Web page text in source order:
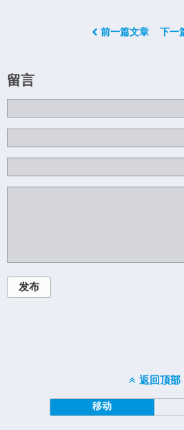
前一篇文章 下一
留言
发布
返回顶部
移动